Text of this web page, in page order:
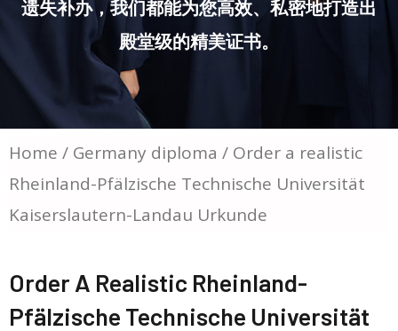
遗失补办，我们都能为您高效、私密地打造出
殿堂级的精美证书。
Home / Germany diploma / Order a realistic
Rheinland-Pfälzische Technische Universität
Kaiserslautern-Landau Urkunde
Order A Realistic Rheinland-
Pfälzische Technische Universität